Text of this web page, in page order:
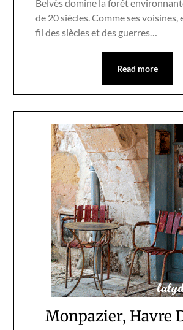
Belvès domine la forêt
de 20 siècles. Comme ses voisines,
fil des siècles et des guerres…
Read more
Monpazier, Havre